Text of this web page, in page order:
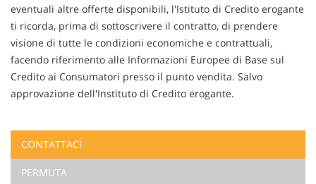
Ho letto e accettol'informativa privacy*
Acconsento al trattamento dei miei dati per finalità di
eventuali altre offerte disponibili, l'Istituto di Credito erogante
ti ricorda, prima di sottoscrivere il contratto, di prendere
visione di tutte le condizioni economiche e contrattuali,
facendo riferimento alle Informazioni Europee di Base sul
Credito ai Consumatori presso il punto vendita. Salvo
approvazione dell'Instituto di Credito erogante.
CONTATTACI
PERMUTA